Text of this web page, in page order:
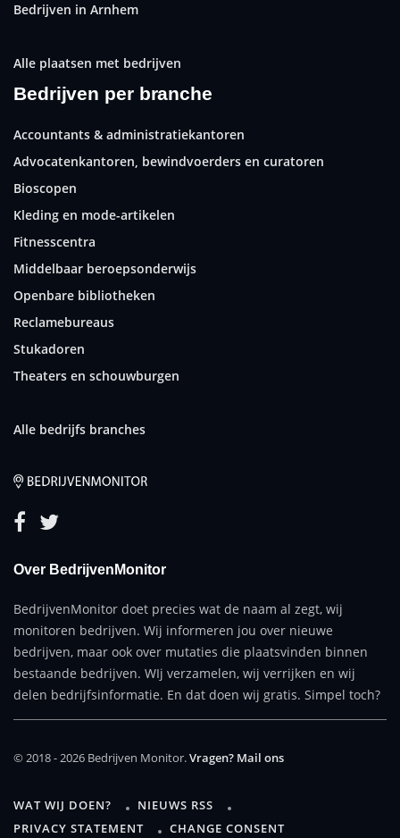
Bedrijven in Arnhem
Alle plaatsen met bedrijven
Bedrijven per branche
Accountants & administratiekantoren
Advocatenkantoren, bewindvoerders en curatoren
Bioscopen
Kleding en mode-artikelen
Fitnesscentra
Middelbaar beroepsonderwijs
Openbare bibliotheken
Reclamebureaus
Stukadoren
Theaters en schouwburgen
Alle bedrijfs branches
Over BedrijvenMonitor
BedrijvenMonitor doet precies wat de naam al zegt, wij
monitoren bedrijven. Wij informeren jou over nieuwe
bedrijven, maar ook over mutaties die plaatsvinden binnen
bestaande bedrijven. WIj verzamelen, wij verrijken en wij
delen bedrijfsinformatie. En dat doen wij gratis. Simpel toch?
© 2018 - 2026 Bedrijven Monitor.Vragen? Mail ons
WAT WIJ DOEN?
NIEUWS RSS
PRIVACY STATEMENT
CHANGE CONSENT